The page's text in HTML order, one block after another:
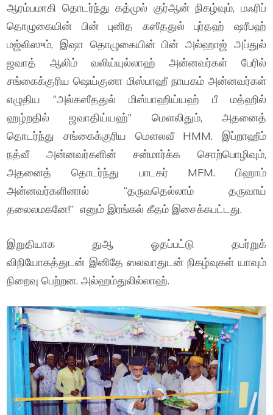
ஆரம்பமாகி தொடர்ந்து கத்முல் குர்ஆன் நிகழ்வும், மஃரிப்
தொழுகையின் பின் புனித கஸீததுல் புர்தஹ் ஷரீபஹ்
மஜ்லிஸும், இஷா தொழுகையின் பின் அல்ஹாஜ் அப்துல்
ஜவாத் ஆலிம் வலிய்யுல்லாஹ் அன்னவர்கள் பேரில்
சங்கைக்குரிய ஷெய்குனா மிஸ்பாஹீ நாயகம் அன்னவர்கள்
எழுதிய “அல்கஸீததுல் மிஸ்பாஹிய்யஹ் பீ மத்ஹில்
ஹழ்றதில் ஜவாதிய்யஹ்” மௌலிதும், அதனைத்
தொடர்ந்து சங்கைக்குரிய மௌலவீ HMM. இப்றாஹீம்
நத்வீ அன்னவர்களின் சன்மார்க்க சொற்பொழிவும்,
அதனைத் தொடர்ந்து பாடகர் MFM. பிஹாம்
அன்னவர்களினால் “தருவதெல்லாம் தருவாய்
தலைலமகனே!” எனும் இரங்கல் கீதம் இசைக்கபட்டது.
இறுதியாக துஆ ஓதப்பட்டு தபர்றுக்
விநியோகத்துடன் இனிதே ஸலவாதுடன் நிகழ்வுகள் யாவும்
நிறைவு பெற்றன. அல்ஹம்துலில்லாஹ்.